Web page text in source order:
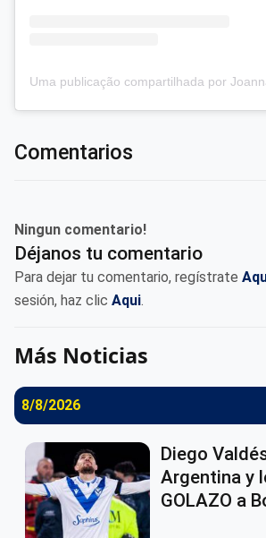
Comentarios
Ningun comentario!
Déjanos tu comentario
Para dejar tu comentario, regístrate
sesión, haz clic Aqui.
Más Noticias
8/8/2026
Diego
Argentina y
GOLAZO a